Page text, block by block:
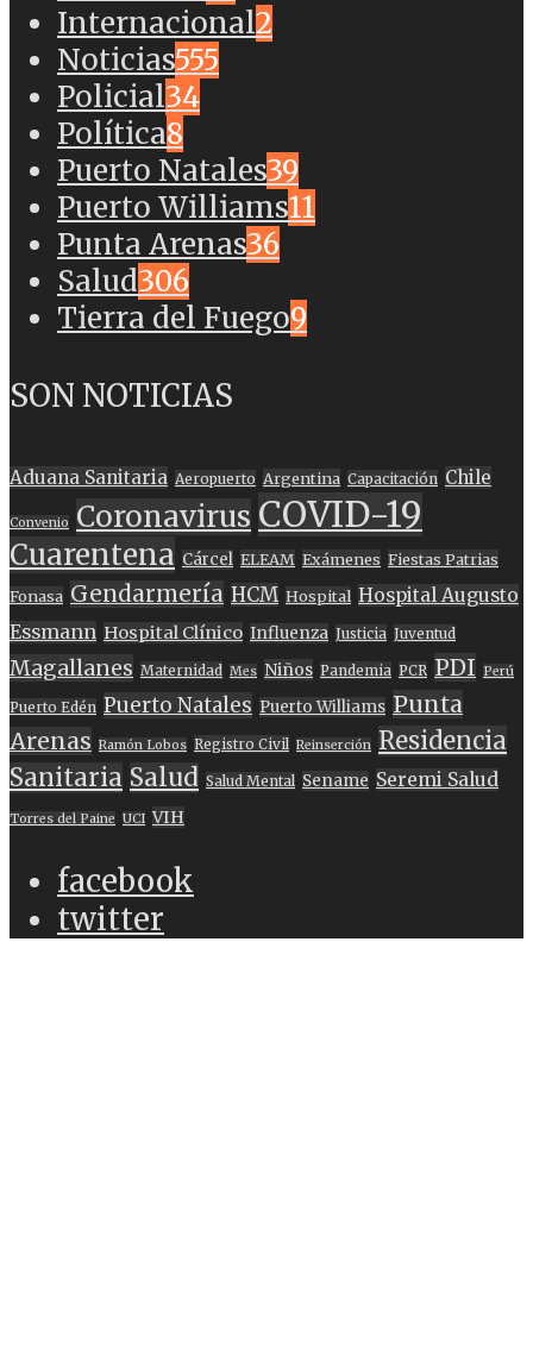
Internacional2
Noticias555
Policial34
Política8
Puerto Natales39
Puerto Williams11
Punta Arenas36
Salud306
Tierra del Fuego9
SON NOTICIAS
Aduana Sanitaria Aeropuerto Argentina Capacitación Chile
Convenio Coronavirus COVID-19
Cuarentena Cárcel ELEAM Exámenes Fiestas Patrias
Fonasa Gendarmería HCM Hospital Hospital Augusto
Essmann Hospital Clínico Influenza Justicia Juventud
Magallanes Maternidad Mes Niños Pandemia PCR PDI Perú
Puerto Edén Puerto Natales Puerto Williams Punta
Arenas Ramón Lobos Registro Civil Reinserción Residencia
Sanitaria Salud Salud Mental Sename Seremi Salud
Torres del Paine UCI VIH
facebook
twitter